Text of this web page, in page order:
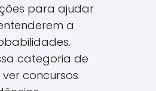
para ajudar
a
categoria de
concursos